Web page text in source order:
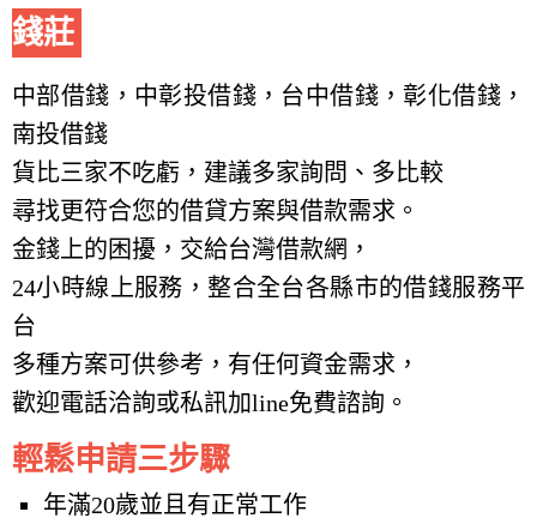
錢莊
中部借錢，中彰投借錢，台中借錢，彰化借錢，
南投借錢
貨比三家不吃虧，建議多家詢問、多比較
尋找更符合您的借貸方案與借款需求。
金錢上的困擾，交給台灣借款網，
24小時線上服務，整合全台各縣市的借錢服務平
台
多種方案可供參考，有任何資金需求，
歡迎電話洽詢或私訊加line免費諮詢。
輕鬆申請三步驟
年滿20歲並且有正常工作